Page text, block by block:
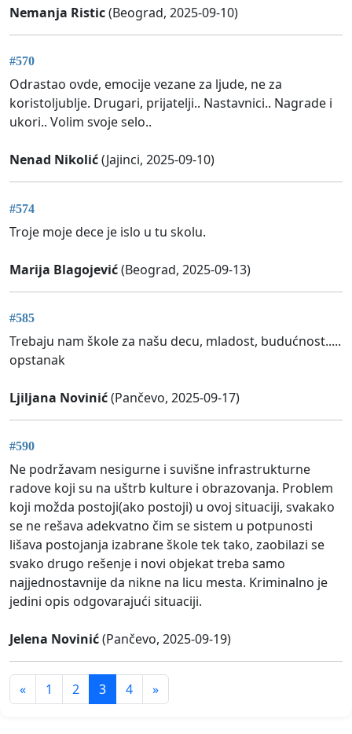
Nemanja Ristic(Beograd, 2025-09-10)
#570
Odrastao ovde, emocije vezane za ljude, ne za
koristoljublje. Drugari, prijatelji.. Nastavnici.. Nagrade i
ukori.. Volim svoje selo..
Nenad Nikolić(Jajinci, 2025-09-10)
#574
Troje moje dece je islo u tu skolu.
Marija Blagojević(Beograd, 2025-09-13)
#585
Trebaju nam škole za našu decu, mladost, budućnost.....
opstanak
Ljiljana Novinić(Pančevo, 2025-09-17)
#590
Ne podržavam nesigurne i suvišne infrastrukturne
radove koji su na uštrb kulture i obrazovanja. Problem
koji možda postoji(ako postoji) u ovoj situaciji, svakako
se ne rešava adekvatno čim se sistem u potpunosti
lišava postojanja izabrane škole tek tako, zaobilazi se
svako drugo rešenje i novi objekat treba samo
najjednostavnije da nikne na licu mesta. Kriminalno je
jedini opis odgovarajući situaciji.
Jelena Novinić(Pančevo, 2025-09-19)
« 1 2 3 4 »